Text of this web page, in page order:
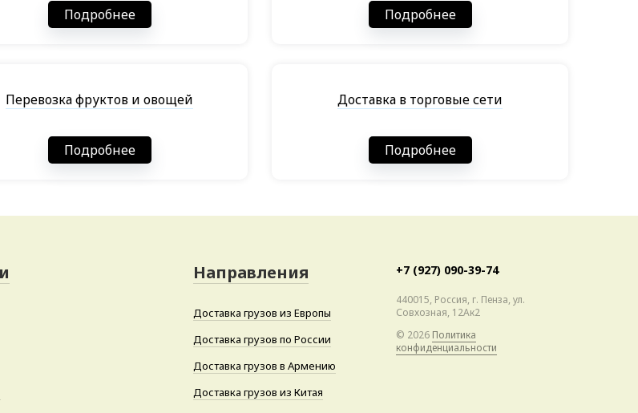
Подробнее Подробнее
Перевозка фруктов и овощей
Подробнее
Доставка в торговые сети
Подробнее
Направления
Доставка грузов из Европы
Доставка грузов по России
Доставка грузов в Армению
Доставка грузов из Китая
+7 (927) 090-39-74
440015, Россия, г. Пенза, ул.
Совхозная, 12Ак2
© 2026 Политика
конфиденциальности